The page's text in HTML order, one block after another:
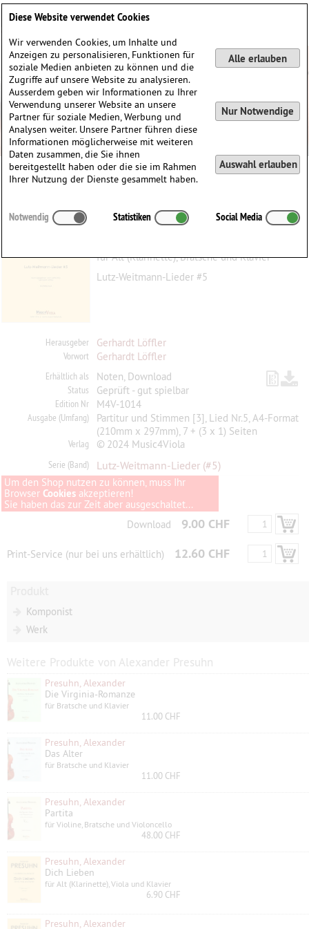
Dein Weib
für Alt (Klarinette), Bratsche und Klavier
Lutz-Weitmann-Lieder #5
Herausgeber Gerhardt Löffler
Vorwort Gerhardt Löffler
Erhältlich als Noten, Download
Status Geprüft - gut spielbar
Edition Nr M4V-1014
Ausgabe (Umfang)
Partitur und Stimmen [3], Lied Nr.5, A4-Format
(210mm x 297mm), 7 + (3 x 1) Seiten
Verlag © 2024 Music4Viola
Serie (Band) Lutz-Weitmann-Lieder (#5)
Um den Shop nutzen zu können, muss Ihr
Browser Cookies akzeptieren!
Sie haben das zur Zeit aber ausgeschaltet...
Download
9.00 CHF
Print-Service (nur bei uns erhältlich) 12.60 CHF
Komponist
Werk
Weitere Produkte von Alexander Presuhn
Presuhn, Alexander
Die Virginia-Romanze
für Bratsche und Klavier
11.00 CHF
Presuhn, Alexander
Das Alter
für Bratsche und Klavier
11.00 CHF
Presuhn, Alexander
Partita
für Violine, Bratsche und Violoncello
48.00 CHF
Presuhn, Alexander
Dich Lieben
für Alt (Klarinette), Viola und Klavier
6.90 CHF
Presuhn, Alexander
Diese Website verwendet Cookies
Wir verwenden Cookies, um Inhalte und
Anzeigen zu personalisieren, Funktionen für
soziale Medien anbieten zu können und die
Zugriffe auf unsere Website zu analysieren.
Ausserdem geben wir Informationen zu Ihrer
Verwendung unserer Website an unsere
Partner für soziale Medien, Werbung und
Analysen weiter. Unsere Partner führen diese
Informationen möglicherweise mit weiteren
Daten zusammen, die Sie ihnen
bereitgestellt haben oder die sie im Rahmen
Ihrer Nutzung der Dienste gesammelt haben.
Alle erlauben
Nur Notwendige
Auswahl erlauben
Notwendig Statistiken Social Media